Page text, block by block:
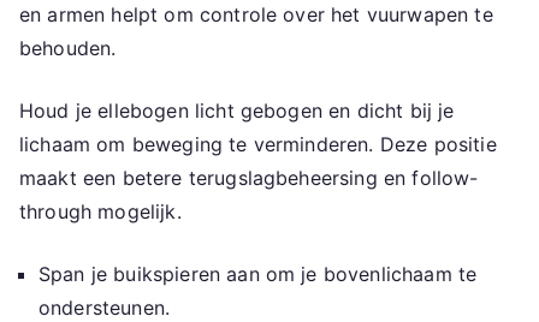
en armen helpt om controle over het vuurwapen te
behouden.
Houd je ellebogen licht gebogen en dicht bij je
lichaam om beweging te verminderen. Deze positie
maakt een betere terugslagbeheersing en follow-
through mogelijk.
Span je buikspieren aan om je bovenlichaam te
ondersteunen.